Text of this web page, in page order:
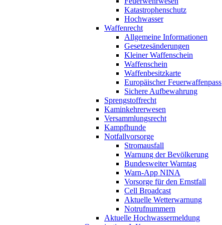
Katastrophenschutz
Hochwasser
Waffenrecht
Allgemeine Informationen
Gesetzesänderungen
Kleiner Waffenschein
Waffenschein
Waffenbesitzkarte
Europäischer Feuerwaffenpass
Sichere Aufbewahrung
Sprengstoffrecht
Kaminkehrerwesen
Versammlungsrecht
Kampfhunde
Notfallvorsorge
Stromausfall
Warnung der Bevölkerung
Bundesweiter Warntag
Warn-App NINA
Vorsorge für den Ernstfall
Cell Broadcast
Aktuelle Wetterwarnung
Notrufnummern
Aktuelle Hochwassermeldung